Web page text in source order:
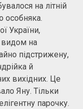
на літній
особняка.
України,
видом на
підстрижену,
й
вихідних. Це
Яну. Тільки
парочку.